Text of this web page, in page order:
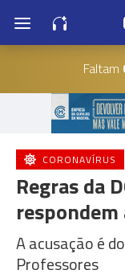
Faltam
CORONAVÍRUS
Regras da
respondem
A acusação é
Professores